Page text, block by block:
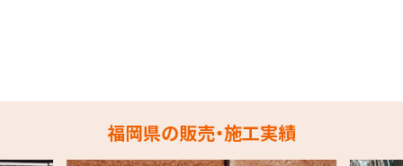
福岡県の販売・施工実績